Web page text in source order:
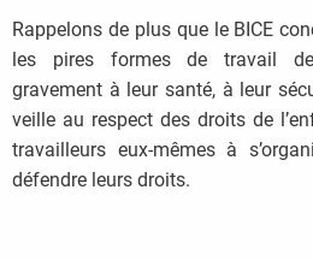
Rappelons de plus que le BICE
les pires formes de travail
gravement à leur santé, à leur
veille au respect des droits de
travailleurs eux-mêmes à
défendre leurs droits.